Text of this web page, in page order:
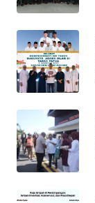
MASYARAKAT
KELISTRIKAN
WALINKI
ID
MAWAKA
ID
MARTABAT